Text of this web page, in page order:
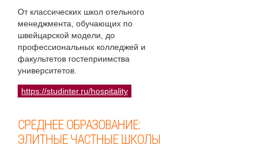
От классических школ отельного
менеджмента, обучающих по
швейцарской модели, до
профессиональных колледжей и
факультетов гостеприимства
университетов.
https://studinter.ru/hospitality
СРЕДНЕЕ ОБРАЗОВАНИЕ:
ЭЛИТНЫЕ ЧАСТНЫЕ ШКОЛЫ